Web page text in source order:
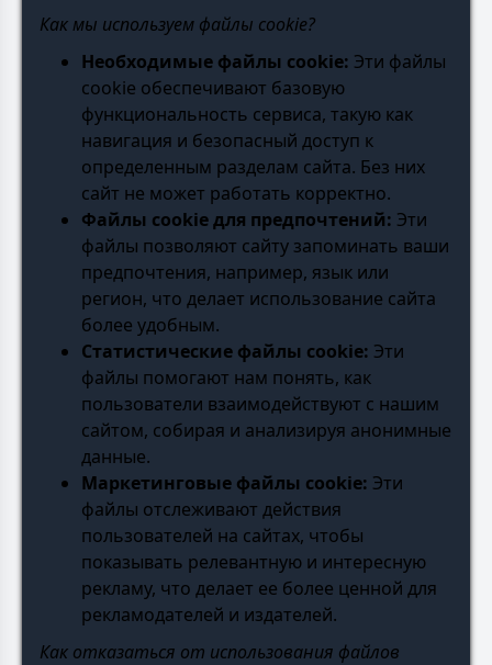
Как мы используем файлы cookie?
Необходимые файлы cookie: Эти файлы
cookie обеспечивают базовую
функциональность сервиса, такую как
навигация и безопасный доступ к
определенным разделам сайта. Без них
сайт не может работать корректно.
Файлы cookie для предпочтений: Эти
файлы позволяют сайту запоминать ваши
предпочтения, например, язык или
регион, что делает использование сайта
более удобным.
Статистические файлы cookie: Эти
файлы помогают нам понять, как
пользователи взаимодействуют с нашим
сайтом, собирая и анализируя анонимные
данные.
Маркетинговые файлы cookie: Эти
файлы отслеживают действия
пользователей на сайтах, чтобы
показывать релевантную и интересную
рекламу, что делает ее более ценной для
рекламодателей и издателей.
Как отказаться от использования файлов